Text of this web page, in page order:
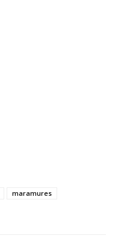
maramures